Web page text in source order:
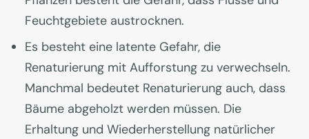
Feuchtgebiete austrocknen.
Es besteht eine latente Gefahr, die
Renaturierung mit Aufforstung zu verwechseln.
Manchmal bedeutet Renaturierung auch, dass
Bäume abgeholzt werden müssen. Die
Erhaltung und Wiederherstellung natürlicher